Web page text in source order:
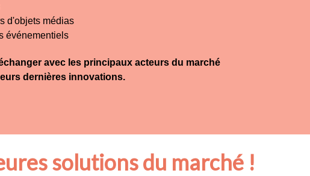
d'objets médias
événementiels
avec les principaux acteurs du marché
dernières innovations.
solutions du marché !